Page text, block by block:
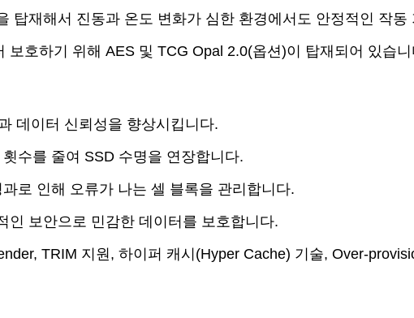
탑재해서 진동과 온도 변화가 심한 환경에서도 안정적인 작동
보호하기 위해 AES 및 TCG Opal 2.0(옵션)이 탑재되어 있습
데이터 신뢰성을 향상시킵니다.
횟수를 줄여 SSD 수명을 연장합니다.
로 인해 오류가 나는 셀 블록을 관리합니다.
인 보안으로 민감한 데이터를 보호합니다.
TRIM 지원, 하이퍼 캐시(Hyper Cache) 기술, Over-